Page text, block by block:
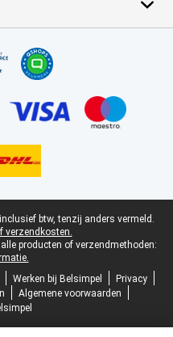
btw, tenzij anders vermeld.
verzendkosten.
producten of verzendmethoden:
Werken bij Belsimpel
Privacy
Algemene voorwaarden